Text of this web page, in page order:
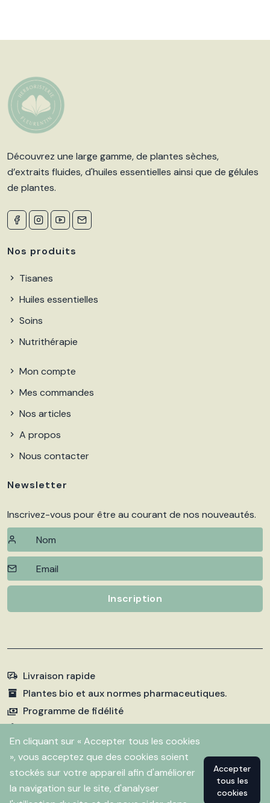
En cliquant sur « Accepter tous les cookies
», vous acceptez que des cookies soient
stockés sur votre appareil afin d'améliorer
la navigation sur le site, d'analyser
Accepter
tous les
cookies
Découvrez une large gamme, de plantes sèches,
d’extraits fluides, d'huiles essentielles ainsi que de gélules
de plantes.
Nos produits
Tisanes
Huiles essentielles
Soins
Nutrithérapie
Mon compte
Mes commandes
Nos articles
A propos
Nous contacter
Newsletter
Inscrivez-vous pour être au courant de nos nouveautés.
Inscription
Livraison rapide
Plantes bio et aux normes pharmaceutiques.
Programme de fidélité
Paiements sécurisés
2026 Pharmacie Fleurentin. Propulsé par Flitbix.com